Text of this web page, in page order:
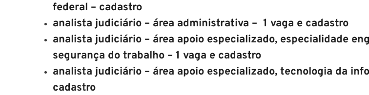
federal – cadastro
analista judiciário – área administrativa – 1 vaga e cadastro
analista judiciário – área apoio especializado, especialidade
segurança do trabalho – 1 vaga e cadastro
analista judiciário – área apoio especializado, tecnologia da
cadastro